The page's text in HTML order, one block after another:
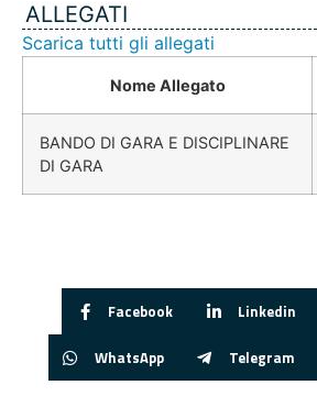
ALLEGATI
Scarica tutti gli allegati
Nome Allegato
BANDO DI GARA E DISCIPLINARE
DI GARA
Facebook Linkedin
WhatsApp Telegram